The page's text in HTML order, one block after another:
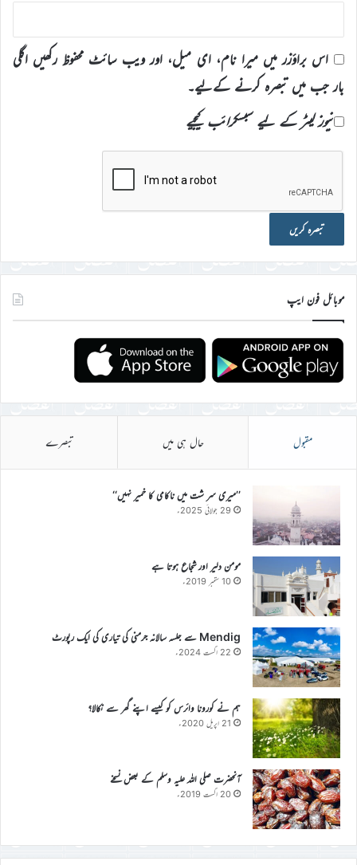
اس براؤزر میں میرا نام، ای میل، اور ویب سائٹ محفوظ رکھیں اگلی
بار جب میں تبصرہ کرنے کےلیے۔
نیوز لیٹر کے لیے سبسکرائب کیجیے
موبائل فون ایپ
مقبول حال ہی میں تبصرے
’’میری سر شت میں ناکامی کا خمیر نہیں‘‘
29 جولائی 2025ء
مومن دلیر اور شجاع ہوتا ہے
10 ستمبر 2019ء
Mendig سے جلسہ سالانہ جرمنی کی تیاری کی ایک رپورٹ
22 اگست 2024ء
ہم نے کورونا وائرس کو کیسے اپنے گھر سے نکالا؟
21 اپریل 2020ء
آنحضرت صلی اللہ علیہ وسلم کے بعض نسخے
20 اگست 2019ء